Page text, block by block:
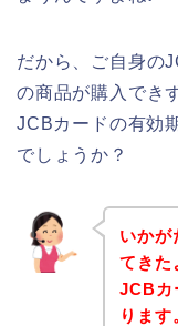
だから、ご自身の
の商品が購入でき
JCBカードの有効
でしょうか？
いかが
てき
JCBカ
りま